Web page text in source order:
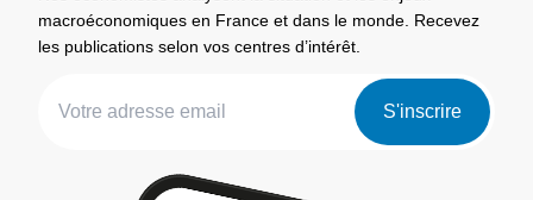
macroéconomiques en France et dans le monde. Recevez
les publications selon vos centres d’intérêt.
S'inscrire